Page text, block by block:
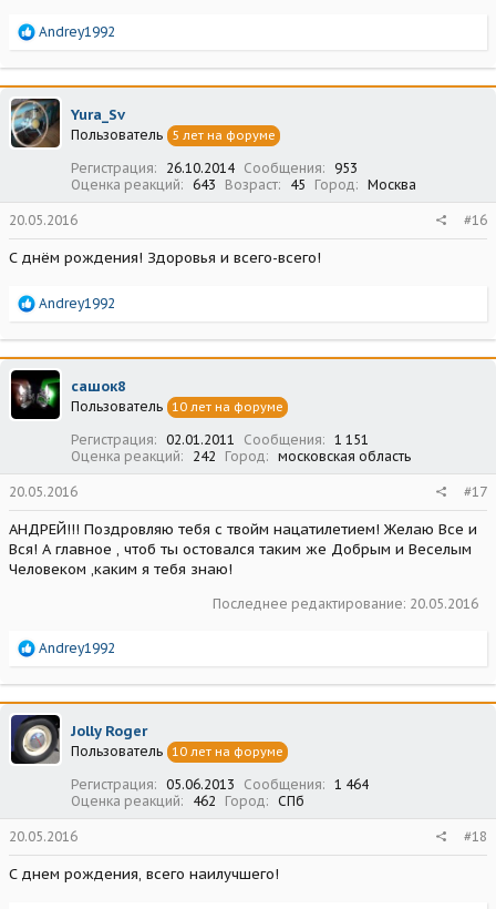
Р
а
к
ц
и
и
Andrey1992
Yura_Sv
Пользователь 5 лет на форуме
Регистрация 26.10.2014 Сообщения
953
Оценка реакций
643 Возраст 45 Город Москва
20.05.2016 #16
С днём рождения! Здоровья и всего-всего!
Р
а
к
ц
и
и
Andrey1992
сашок8
Пользователь 10 лет на форуме
Регистрация 02.01.2011 Сообщения
1 151
Оценка реакций
242 Город московская область
20.05.2016 #17
АНДРЕЙ!!! Поздровляю тебя с твойм нацатилетием! Желаю Все и
Вся! А главное , чтоб ты остовался таким же Добрым и Веселым
Человеком ,каким я тебя знаю!
Последнее редактирование: 20.05.2016
Р
а
к
ц
и
и
Andrey1992
Jolly Roger
Пользователь 10 лет на форуме
Регистрация 05.06.2013 Сообщения
1 464
Оценка реакций
462 Город СПб
20.05.2016 #18
С днем рождения, всего наилучшего!